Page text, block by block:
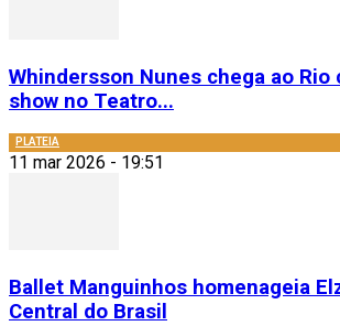
Whindersson Nunes chega ao Rio
show no Teatro...
PLATEIA
11 mar 2026 - 19:51
Ballet Manguinhos homenageia
Central do Brasil